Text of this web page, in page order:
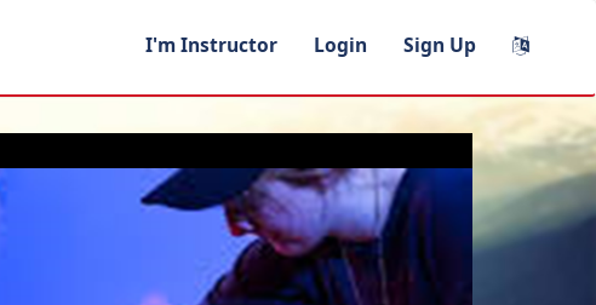
I'm Instructor Login Sign Up